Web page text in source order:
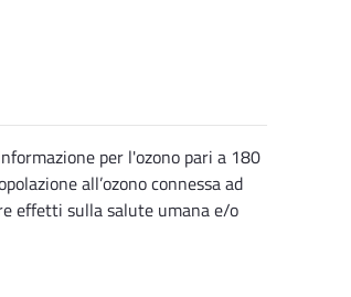
per l'ozono pari a 180
all’ozono connessa ad
effetti sulla salute umana e/o